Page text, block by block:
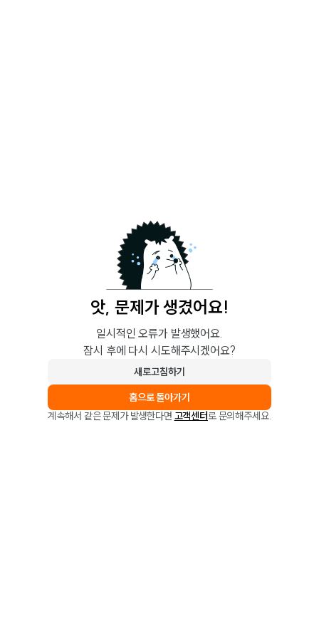
앗, 문제가 생겼어요!
일시적인 오류가 발생했어요.
잠시 후에 다시 시도해주시겠어요?
새로고침하기
홈으로 돌아가기
계속해서 같은 문제가 발생한다면 고객센터로 문의해주세요.